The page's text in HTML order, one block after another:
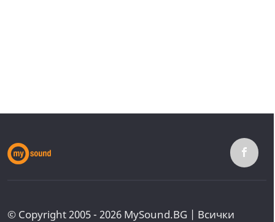
© Copyright 2005 - 2026 MySound.BG | Всички